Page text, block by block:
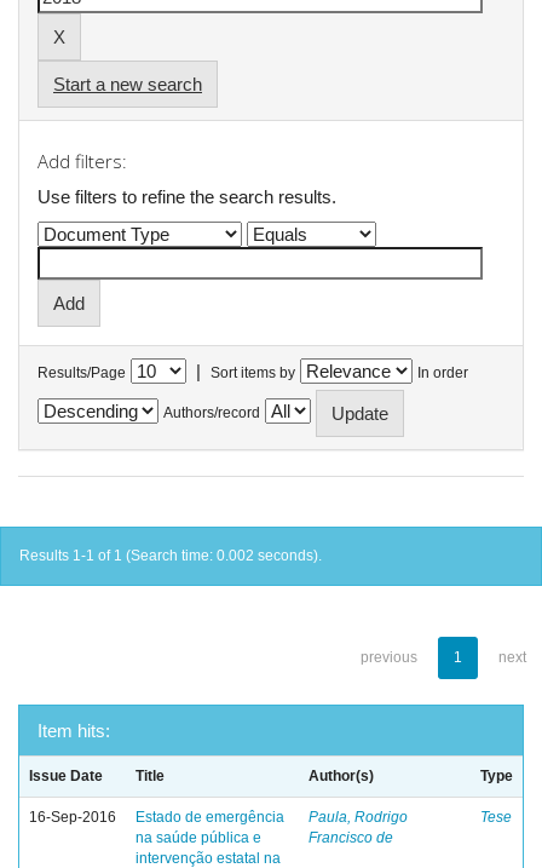
Start a new search
Add filters:
Use filters to refine the search results.
Results/Page | Sort items by In order
Authors/record
Results 1-1 of 1 (Search time: 0.002 seconds).
previous 1 next
Item hits:
Issue Date Title Author(s) Type
16-Sep-2016
Estado de emergência
na saúde pública e
intervenção estatal na
Paula, Rodrigo
Francisco de
Tese